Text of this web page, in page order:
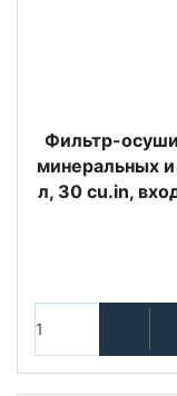
Фильтр-
минеральных
л, 30 cu.in,